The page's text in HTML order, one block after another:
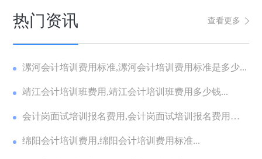
热门资讯 查看更多
漯河会计培训费用标准,漯河会计培训费用标准是多少...
靖江会计培训班费用,靖江会计培训班费用多少钱...
会计岗面试培训报名费用,会计岗面试培训报名费用多
少...绵阳会计培训费用,绵阳会计培训费用标准...